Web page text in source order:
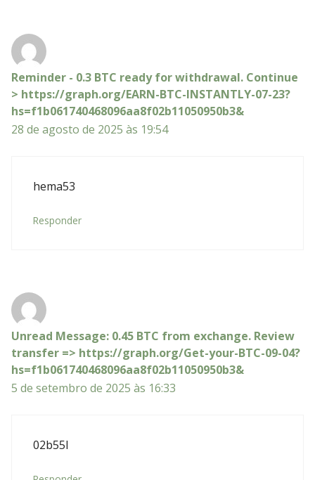
Reminder - 0.3 BTC ready for withdrawal. Continue
> https://graph.org/EARN-BTC-INSTANTLY-07-23?
hs=f1b061740468096aa8f02b11050950b3&
28 de agosto de 2025 às 19:54
hema53
Responder
Unread Message: 0.45 BTC from exchange. Review
transfer => https://graph.org/Get-your-BTC-09-04?
hs=f1b061740468096aa8f02b11050950b3&
5 de setembro de 2025 às 16:33
02b55l